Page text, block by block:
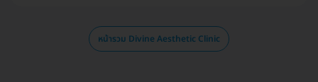
หน้ารวม Divine Aesthetic Clinic